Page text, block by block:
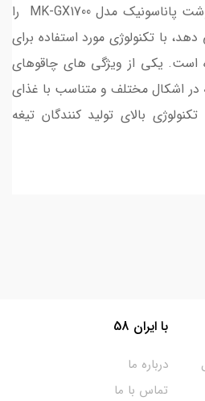
تیغه ای که عملکرد چرخ گوشت پاناسونیک مدل MK-GX1700 را
با تکنولوژی مورد استفاده برای
است. یکی از ویژگی های چاقوهای
در اشکال مختلف و متناسب با غذای
بالای تولید کنندگان تیغه
با ایران 58
درباره ما
تماس با ما